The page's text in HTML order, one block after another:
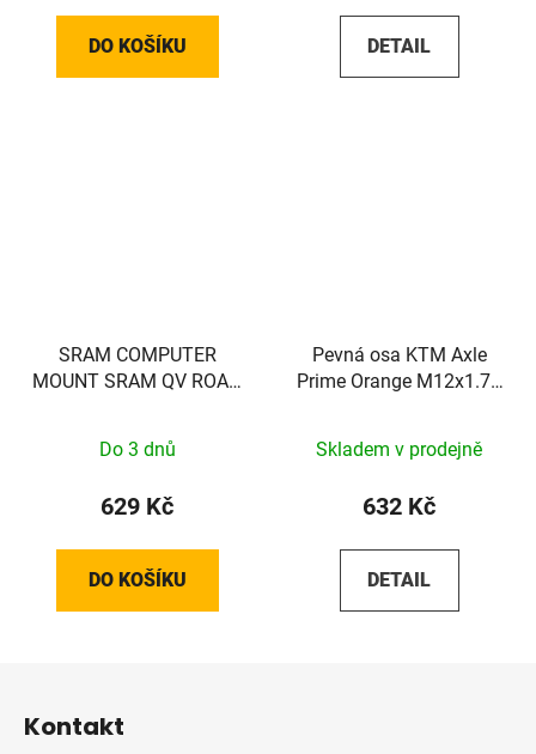
DO KOŠÍKU DETAIL
SRAM COMPUTER
MOUNT SRAM QV ROAD
Do 3 dnů
629 Kč
DO KOŠÍKU
Pevná osa KTM Axle
Prime Orange M12x1.75
Skladem v prodejně
632 Kč
DETAIL
Kontakt